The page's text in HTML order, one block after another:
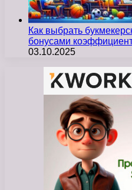
Как выбрать
бонусами
03.10.2025